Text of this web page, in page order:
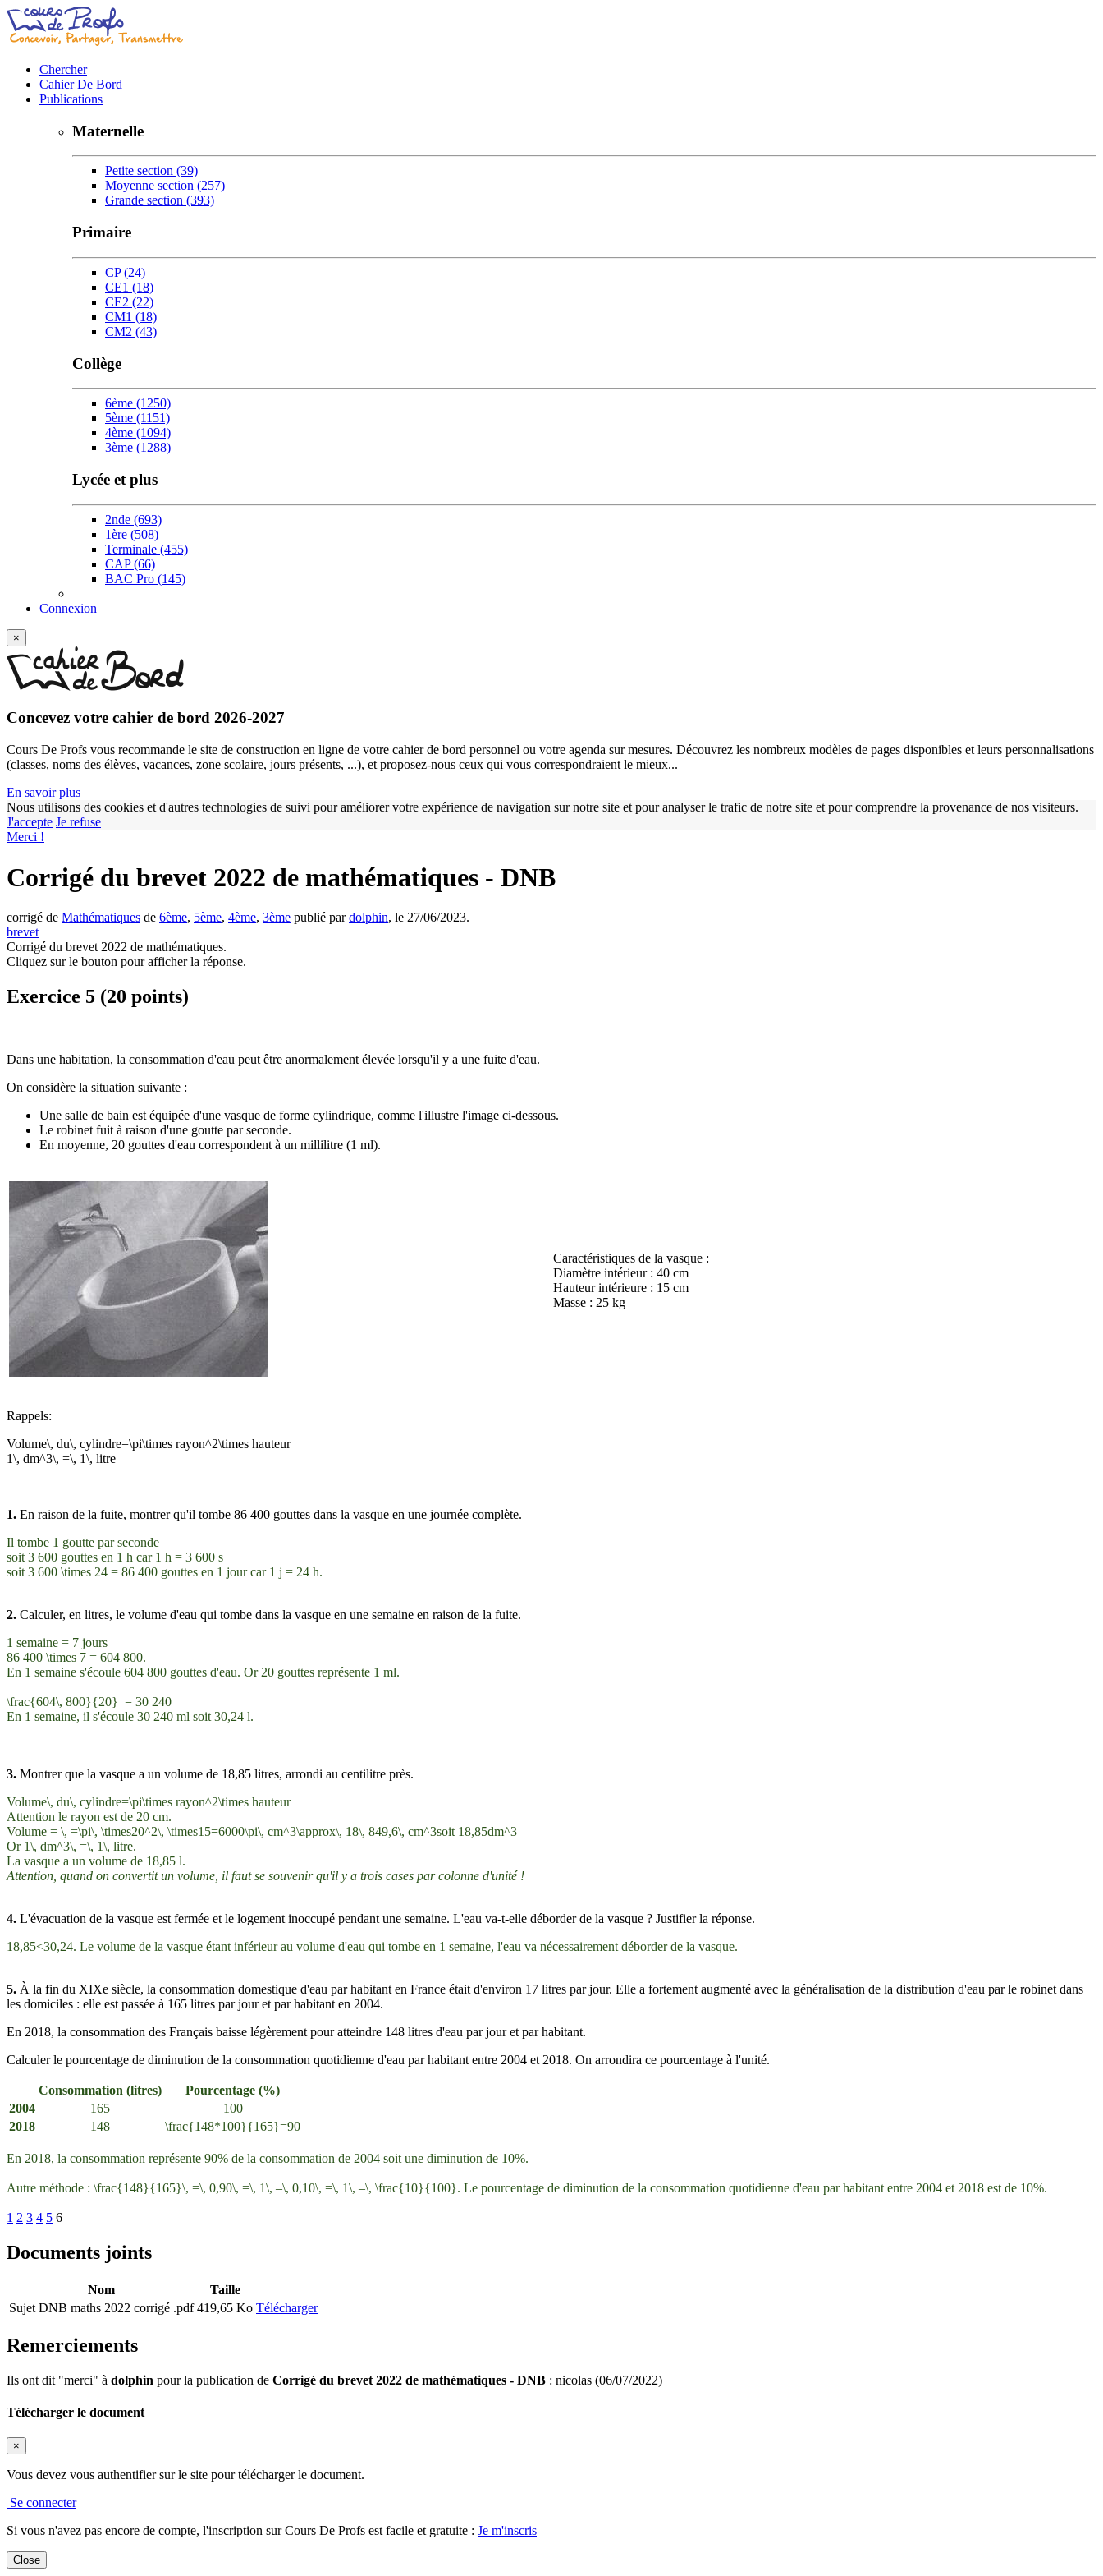
Chercher
Cahier De Bord
Publications
Maternelle
Petite section (39)
Moyenne section (257)
Grande section (393)
Primaire
CP(24)
CE1 (18)
CE2 (22)
CM1 (18)
CM2 (43)
Collège
6ème (1250)
5ème (1151)
4ème (1094)
3ème (1288)
Lycée et plus
2nde (693)
1ère (508)
Terminale (455)
CAP(66)
BAC Pro (145)
Connexion
×
Concevez votre cahier de bord 2026-2027
Cours De Profs vous recommande le site de construction en ligne de votre cahier de bord personnel ou votre agenda sur mesures. Découvrez les nombreux modèles de pages disponibles et leurs personnalisations
(classes, noms des élèves, vacances, zone scolaire, jours présents, ...), et proposez-nous ceux qui vous correspondraient le mieux...
En savoir plus
Nous utilisons des cookies et d'autres technologies de suivi pour améliorer votre expérience de navigation sur notre site et pour analyser le trafic de notre site et pour comprendre la provenance de nos visiteurs.
J'accepte Je refuse
Merci !
Corrigé du brevet 2022 de mathématiques - DNB
corrigé de Mathématiques de 6ème, 5ème, 4ème, 3ème publié pardolphin, le 27/06/2023.
brevet
Corrigé du brevet 2022 de mathématiques.
Cliquez sur le bouton pour afficher la réponse.
Exercice 5 (20 points)
Dans une habitation, la consommation d'eau peut être anormalement élevée lorsqu'il y a une fuite d'eau.
On considère la situation suivante :
Une salle de bain est équipée d'une vasque de forme cylindrique, comme l'illustre l'image ci-dessous.
Le robinet fuit à raison d'une goutte par seconde.
En moyenne, 20 gouttes d'eau correspondent à un millilitre (1 ml).
Caractéristiques de la vasque :
Diamètre intérieur : 40 cm
Hauteur intérieure : 15 cm
Masse : 25 kg
Rappels:
Volume\, du\, cylindre=\pi\times rayon^2\times hauteur
1\, dm^3\, =\, 1\, litre
1. En raison de la fuite, montrer qu'il tombe 86 400 gouttes dans la vasque en une journée complète.
Il tombe 1 goutte par seconde
soit 3 600 gouttes en 1 h car 1 h = 3 600 s
soit 3 600 \times 24 = 86 400 gouttes en 1 jour car 1 j = 24 h.
2. Calculer, en litres, le volume d'eau qui tombe dans la vasque en une semaine en raison de la fuite.
1 semaine = 7 jours
86 400 \times 7 = 604 800.
En 1 semaine s'écoule 604 800 gouttes d'eau. Or 20 gouttes représente 1 ml.
\frac{604\, 800}{20} = 30 240
En 1 semaine, il s'écoule 30 240 ml soit 30,24 l.
3. Montrer que la vasque a un volume de 18,85 litres, arrondi au centilitre près.
Volume\, du\, cylindre=\pi\times rayon^2\times hauteur
Attention le rayon est de 20 cm.
Volume = \, =\pi\, \times20^2\, \times15=6000\pi\, cm^3\approx\, 18\, 849,6\, cm^3soit 18,85dm^3
Or 1\, dm^3\, =\, 1\, litre.
La vasque a un volume de 18,85 l.
Attention, quand on convertit un volume, il faut se souvenir qu'il y a trois cases par colonne d'unité !
4. L'évacuation de la vasque est fermée et le logement inoccupé pendant une semaine. L'eau va-t-elle déborder de la vasque ? Justifier la réponse.
18,85<30,24. Le volume de la vasque étant inférieur au volume d'eau qui tombe en 1 semaine, l'eau va nécessairement déborder de la vasque.
5. À la fin du XIXe siècle, la consommation domestique d'eau par habitant en France était d'environ 17 litres par jour. Elle a fortement augmenté avec la généralisation de la distribution d'eau par le robinet dans
les domiciles : elle est passée à 165 litres par jour et par habitant en 2004.
En 2018, la consommation des Français baisse légèrement pour atteindre 148 litres d'eau par jour et par habitant.
Calculer le pourcentage de diminution de la consommation quotidienne d'eau par habitant entre 2004 et 2018. On arrondira ce pourcentage à l'unité.
Consommation (litres)
Pourcentage (%)
2004
165
100
2018
148 \frac{148*100}{165}=90
En 2018, la consommation représente 90% de la consommation de 2004 soit une diminution de 10%.
Autre méthode : \frac{148}{165}\, =\, 0,90\, =\, 1\, –\, 0,10\, =\, 1\, –\, \frac{10}{100}. Le pourcentage de diminution de la consommation quotidienne d'eau par habitant entre 2004 et 2018 est de 10%.
1 2 3 4 5 6
Documents joints
Nom
Taille
Sujet DNB maths 2022 corrigé .pdf 419,65 Ko Télécharger
Remerciements
Ils ont dit "merci" à dolphin pour la publication de Corrigé du brevet 2022 de mathématiques - DNB : nicolas (06/07/2022)
Télécharger le document
×
Vous devez vous authentifier sur le site pour télécharger le document.
Se connecter
Si vous n'avez pas encore de compte, l'inscription sur Cours De Profs est facile et gratuite : Je m'inscris
Close